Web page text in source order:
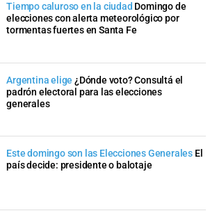
Tiempo caluroso en la ciudad Domingo de
elecciones con alerta meteorológico por
tormentas fuertes en Santa Fe
Argentina elige ¿Dónde voto? Consultá el
padrón electoral para las elecciones
generales
Este domingo son las Elecciones Generales El
país decide: presidente o balotaje